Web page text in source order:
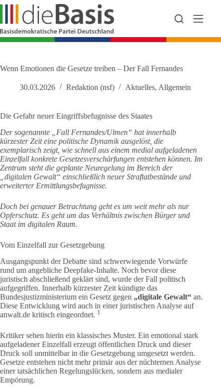
Zum
springen
Wenn Emotionen die Gesetze treiben – Der Fall Fernandes
30.03.2026 Redaktion (nsf) Aktuelles, Allgemein
Die Gefahr neuer Eingriffsbefugnisse des Staates
Der sogenannte „Fall Fernandes/Ulmen“ hat innerhalb
kürzester Zeit eine politische Dynamik ausgelöst, die
exemplarisch zeigt, wie schnell aus einem medial aufgeladenen
Einzelfall konkrete Gesetzesverschärfungen entstehen können. Im
Zentrum steht die geplante Neuregelung im Bereich der
„digitalen Gewalt“ einschließlich neuer Straftatbestände und
erweiterter Ermittlungsbefugnisse.
Doch bei genauer Betrachtung geht es um weit mehr als nur
Opferschutz. Es geht um das Verhältnis zwischen Bürger und
Staat im digitalen Raum.
Vom Einzelfall zur Gesetzgebung
Ausgangspunkt der Debatte sind schwerwiegende Vorwürfe
rund um angebliche Deepfake-Inhalte. Noch bevor diese
juristisch abschließend geklärt sind, wurde der Fall politisch
aufgegriffen. Innerhalb kürzester Zeit kündigte das
Bundesjustizministerium ein Gesetz gegen „digitale Gewalt“ an.
Diese Entwicklung wird auch in einer juristischen Analyse auf
anwalt.de kritisch eingeordnet. 1
Kritiker sehen hierin ein klassisches Muster. Ein emotional stark
aufgeladener Einzelfall erzeugt öffentlichen Druck und dieser
Druck soll unmittelbar in die Gesetzgebung umgesetzt werden.
Gesetze entstehen nicht mehr primär aus der nüchternen Analyse
einer tatsächlichen Regelungslücken, sondern aus medialer
Empörung.